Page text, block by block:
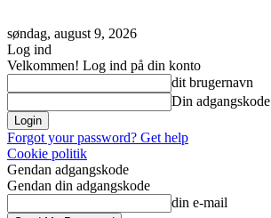
søndag, august 9, 2026
Log ind
Velkommen! Log ind på din konto
dit brugernavn
Din adgangskode
Forgot your password? Get help
Cookie politik
Gendan adgangskode
Gendan din adgangskode
din e-mail